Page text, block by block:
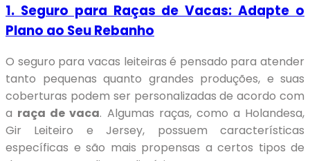
1. Seguro para Raças de Vacas: Adapte o
Plano ao Seu Rebanho
O seguro para vacas leiteiras é pensado para atender
tanto pequenas quanto grandes produções, e suas
coberturas podem ser personalizadas de acordo com
a raça de vaca. Algumas raças, como a Holandesa,
Gir Leiteiro e Jersey, possuem características
específicas e são mais propensas a certos tipos de